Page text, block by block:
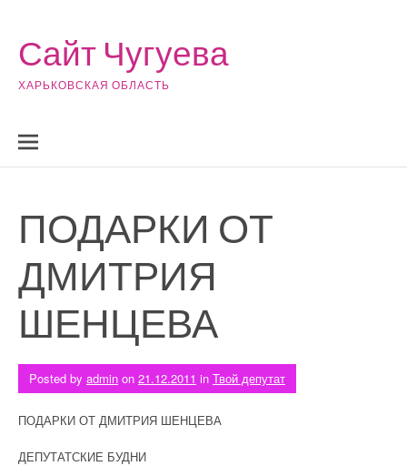
Сайт Чугуева
ХАРЬКОВСКАЯ ОБЛАСТЬ
ПОДАРКИ ОТ
ДМИТРИЯ
ШЕНЦЕВА
Posted by admin on 21.12.2011 in Твой депутат
ПОДАРКИ ОТ ДМИТРИЯ ШЕНЦЕВА
ДЕПУТАТСКИЕ БУДНИ